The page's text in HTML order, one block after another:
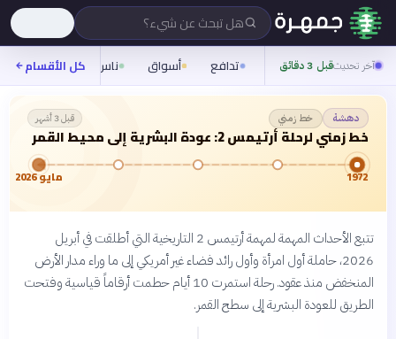
هل تبحث عن شيء؟
آخر تحديثقبل 3 دقائق تدافع أسواق ناس روح
كل الأقسام
دهشة خط زمني قبل 3 أشهر
خط زمني لرحلة أرتيمس 2: عودة البشرية إلى محيط القمر
1972 مايو 2026
تتبع الأحداث المهمة لمهمة أرتيمس 2 التاريخية التي أطلقت في أبريل
2026، حاملة أول امرأة وأول رائد فضاء غير أمريكي إلى ما وراء مدار الأرض
المنخفض منذ عقود. رحلة استمرت 10 أيام حطمت أرقاماً قياسية وفتحت
الطريق للعودة البشرية إلى سطح القمر.